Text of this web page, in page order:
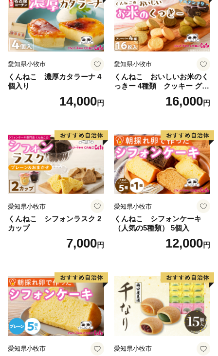
愛知県小牧市
くんねこ 濃厚カタラーナ 4
個入り
14,000円
愛知県小牧市
くんねこ おいしいお米のく
っきー 4種類 クッキー グル
16,000円
愛知県小牧市
くんねこ シフォンラスク 2
カップ
7,000円
愛知県小牧市
くんねこ シフォンケーキ
（人気の5種類） 5個入
12,000円
愛知県小牧市 愛知県小牧市